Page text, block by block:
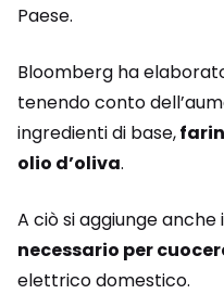
Paese.
Bloomberg ha
tenendo conto
ingredienti di base,
olio d’oliva.
A ciò si aggiunge anche
necessario per
elettrico domestico.